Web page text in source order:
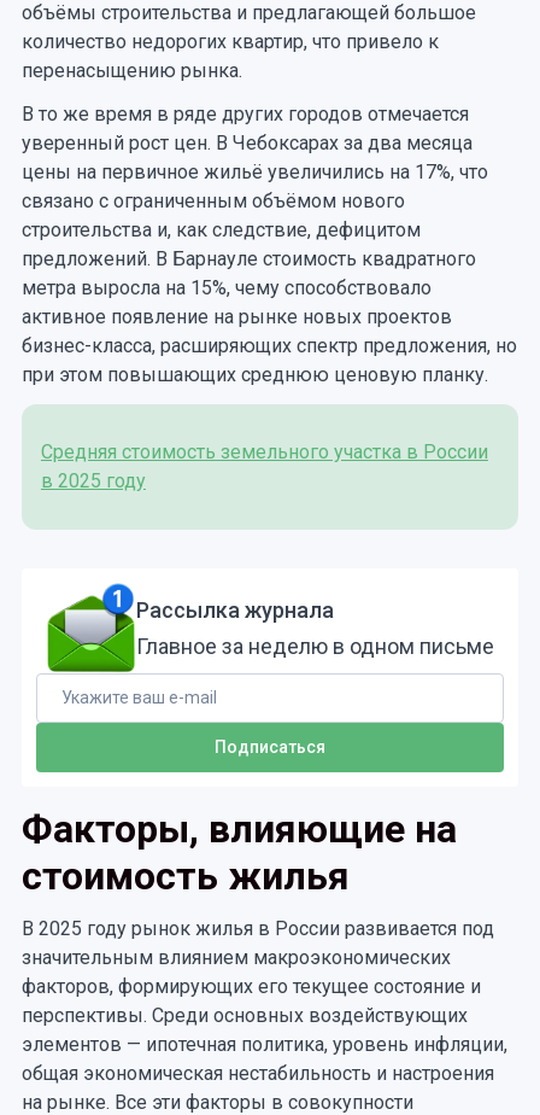
объёмы строительства и предлагающей большое
количество недорогих квартир, что привело к
перенасыщению рынка.
В то же время в ряде других городов отмечается
уверенный рост цен. В Чебоксарах за два месяца
цены на первичное жильё увеличились на 17%, что
связано с ограниченным объёмом нового
строительства и, как следствие, дефицитом
предложений. В Барнауле стоимость квадратного
метра выросла на 15%, чему способствовало
активное появление на рынке новых проектов
бизнес-класса, расширяющих спектр предложения, но
при этом повышающих среднюю ценовую планку.
Средняя стоимость земельного участка в России
в 2025 году
Рассылка журнала
Главное за неделю в одном письме
Факторы, влияющие на
стоимость жилья
В 2025 году рынок жилья в России развивается под
значительным влиянием макроэкономических
факторов, формирующих его текущее состояние и
перспективы. Среди основных воздействующих
элементов — ипотечная политика, уровень инфляции,
общая экономическая нестабильность и настроения
на рынке. Все эти факторы в совокупности